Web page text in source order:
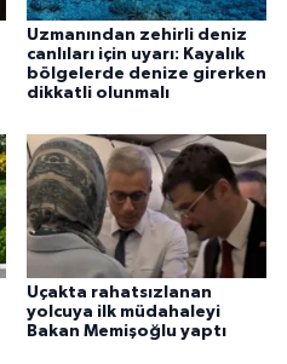
Uzmanından zehirli deniz
canlıları için uyarı: Kayalık
bölgelerde denize girerken
dikkatli olunmalı
Uçakta rahatsızlanan
yolcuya ilk müdahaleyi
Bakan Memişoğlu yaptı